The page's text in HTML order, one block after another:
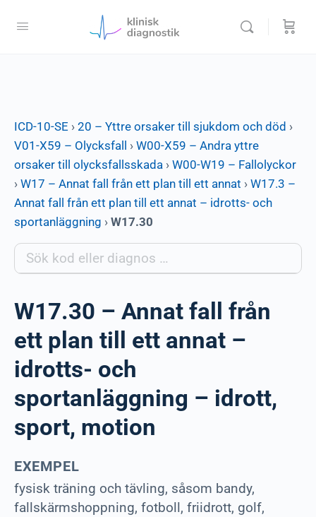
ICD-10-SE › 20 – Yttre orsaker till sjukdom och död ›
V01-X59 – Olycksfall
› W00-X59 – Andra yttre
orsaker till olycksfallsskada › W00-W19 – Fallolyckor
› W17 – Annat fall från ett plan till ett annat › W17.3 –
Annat fall från ett plan till ett annat – idrotts- och
sportanläggning › W17.30
W17.30 – Annat fall från
ett plan till ett annat –
idrotts- och
sportanläggning – idrott,
sport, motion
EXEMPEL
fysisk träning och tävling, såsom bandy,
fallskärmshoppning, fotboll, friidrott, golf,